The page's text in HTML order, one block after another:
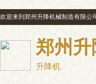
欢迎来到郑州升降机械制造有限公
郑州
升降机